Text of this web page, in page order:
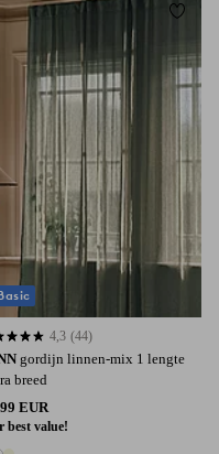
aan favorieten
gordijn linnen-mix 1 lengte
breed
EUR
best value!
basis van 44 beoordelingen
4,3 (44)
250300